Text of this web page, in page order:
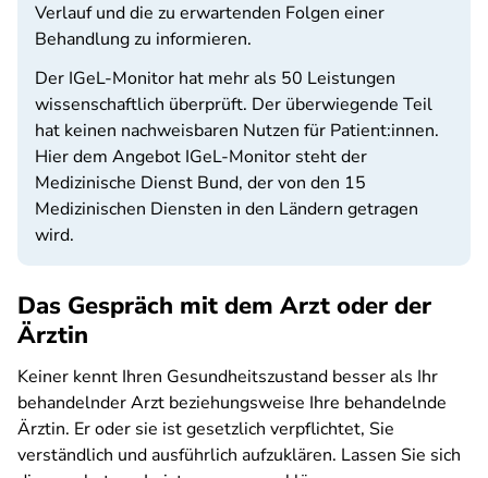
Verlauf und die zu erwartenden Folgen einer
Behandlung zu informieren.
Der IGeL-Monitor hat mehr als 50 Leistungen
wissenschaftlich überprüft. Der überwiegende Teil
hat keinen nachweisbaren Nutzen für Patient:innen.
Hier dem Angebot IGeL-Monitor steht der
Medizinische Dienst Bund, der von den 15
Medizinischen Diensten in den Ländern getragen
wird.
Das Gespräch mit dem Arzt oder der
Ärztin
Keiner kennt Ihren Gesundheitszustand besser als Ihr
behandelnder Arzt beziehungsweise Ihre behandelnde
Ärztin. Er oder sie ist gesetzlich verpflichtet, Sie
verständlich und ausführlich aufzuklären. Lassen Sie sich